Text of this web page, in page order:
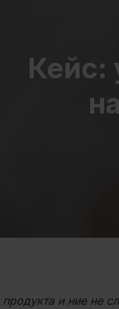
Кейс:
и ние не